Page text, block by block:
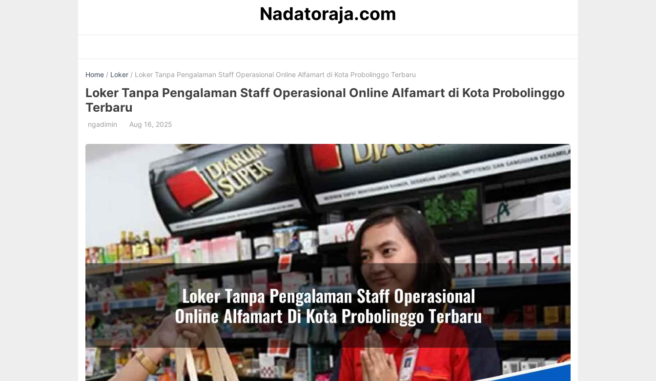
Nadatoraja.com
Home / Loker / Loker Tanpa Pengalaman Staff Operasional Online Alfamart di Kota Probolinggo Terbaru
Loker Tanpa Pengalaman Staff Operasional Online Alfamart di Kota Probolinggo
Terbaru
ngadimin Aug 16, 2025